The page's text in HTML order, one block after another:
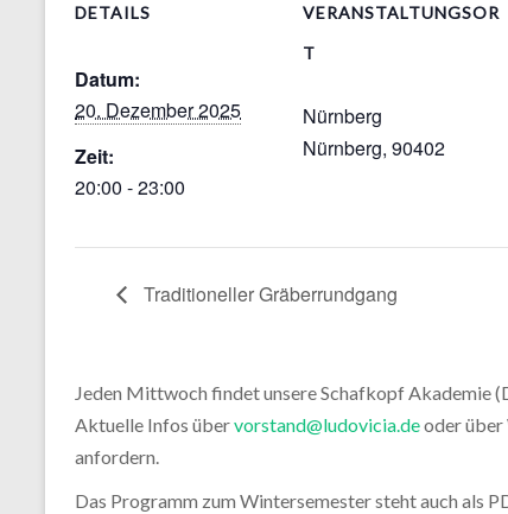
DETAILS
Datum:
20. Dezember 2025
Zeit:
20:00 - 23:00
VERANSTALTUNGSOR
T
Nürnberg
Nürnberg, 90402
Traditioneller Gräberrundgang
Jeden Mittwoch findet unsere Schafkopf Akademie
Aktuelle Infos übervorstand@ludovicia.deoder
anfordern.
Das Programm zum Wintersemester steht auch als